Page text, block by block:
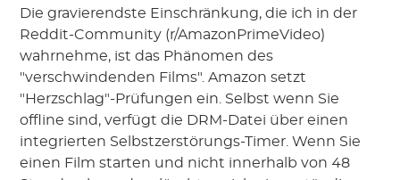
Die gravierendste Einschränkung, die ich in der
Reddit-Community (r/AmazonPrimeVideo)
wahrnehme, ist das Phänomen des
"verschwindenden Films". Amazon setzt
"Herzschlag"-Prüfungen ein. Selbst wenn Sie
offline sind, verfügt die DRM-Datei über einen
integrierten Selbstzerstörungs-Timer. Wenn Sie
einen Film starten und nicht innerhalb von 48